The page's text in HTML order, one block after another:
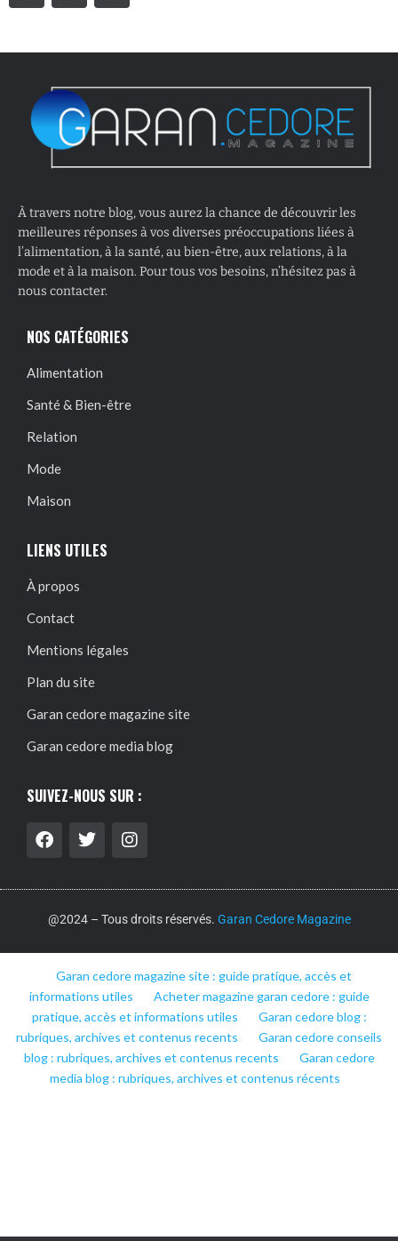
À travers notre blog, vous aurez la chance de découvrir les
meilleures réponses à vos diverses préoccupations liées à
l’alimentation, à la santé, au bien-être, aux relations, à la
mode et à la maison. Pour tous vos besoins, n’hésitez pas à
nous contacter.
NOS CATÉGORIES
Alimentation
Santé & Bien-être
Relation
Mode
Maison
LIENS UTILES
À propos
Contact
Mentions légales
Plan du site
Garan cedore magazine site
Garan cedore media blog
SUIVEZ-NOUS SUR :
@2024 – Tous droits réservés. Garan Cedore Magazine
Garan cedore magazine site : guide pratique, accès et
informations utiles
Acheter magazine garan cedore : guide
pratique, accès et informations utiles
Garan cedore blog :
rubriques, archives et contenus recents
Garan cedore conseils
blog : rubriques, archives et contenus recents
Garan cedore
media blog : rubriques, archives et contenus récents